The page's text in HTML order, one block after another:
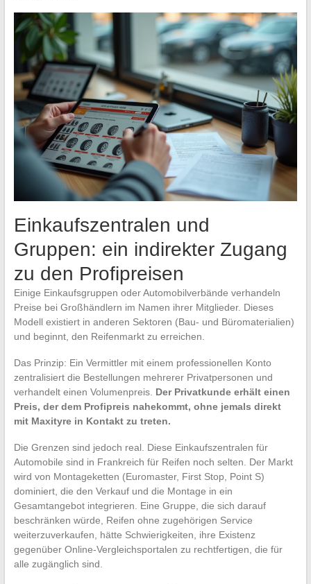
Einkaufszentralen und
Gruppen: ein indirekter Zugang
zu den Profipreisen
Einige Einkaufsgruppen oder Automobilverbände verhandeln
Preise bei Großhändlern im Namen ihrer Mitglieder. Dieses
Modell existiert in anderen Sektoren (Bau- und Büromaterialien)
und beginnt, den Reifenmarkt zu erreichen.
Das Prinzip: Ein Vermittler mit einem professionellen Konto
zentralisiert die Bestellungen mehrerer Privatpersonen und
verhandelt einen Volumenpreis. Der Privatkunde erhält einen
Preis, der dem Profipreis nahekommt, ohne jemals direkt
mit Maxityre in Kontakt zu treten.
Die Grenzen sind jedoch real. Diese Einkaufszentralen für
Automobile sind in Frankreich für Reifen noch selten. Der Markt
wird von Montageketten (Euromaster, First Stop, Point S)
dominiert, die den Verkauf und die Montage in ein
Gesamtangebot integrieren. Eine Gruppe, die sich darauf
beschränken würde, Reifen ohne zugehörigen Service
weiterzuverkaufen, hätte Schwierigkeiten, ihre Existenz
gegenüber Online-Vergleichsportalen zu rechtfertigen, die für
alle zugänglich sind.